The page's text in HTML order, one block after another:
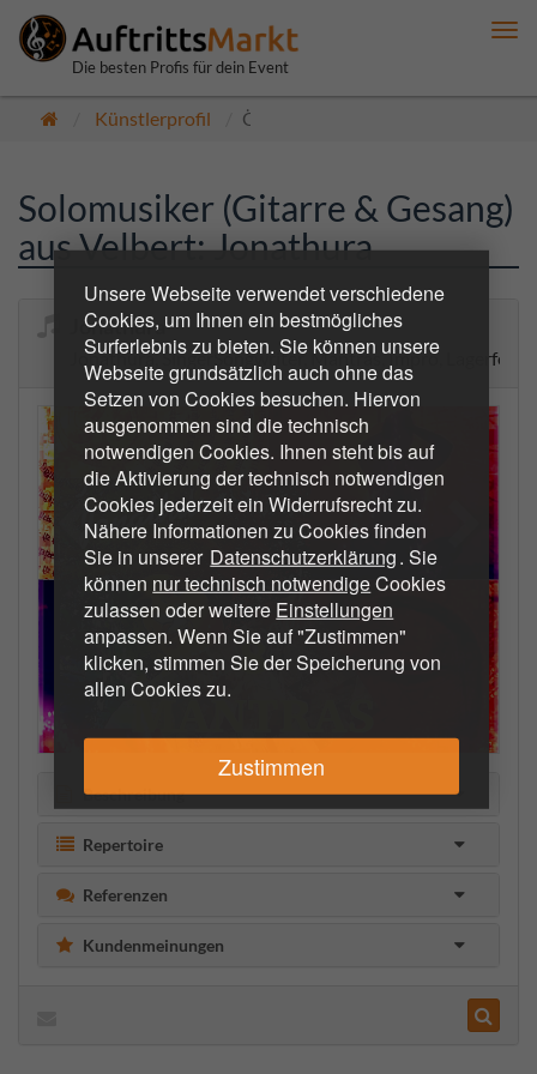
Unsere Webseite verwendet verschiedene
Cookies, um Ihnen ein bestmögliches
Surferlebnis zu bieten. Sie können unsere
Webseite grundsätzlich auch ohne das
Setzen von Cookies besuchen. Hiervon
ausgenommen sind die technisch
notwendigen Cookies. Ihnen steht bis auf
die Aktivierung der technisch notwendigen
Cookies jederzeit ein Widerrufsrecht zu.
Nähere Informationen zu Cookies finden
Sie in unserer Datenschutzerklärung. Sie
können nur technisch notwendigeCookies
zulassen oder weitere Einstellungen
anpassen. Wenn Sie auf "Zustimmen"
klicken, stimmen Sie der Speicherung von
allen Cookies zu.
Zustimmen
Die besten Profis für dein Event
Künstlerprofil Öffentlich
Solomusiker (Gitarre & Gesang)
aus Velbert: Jonathura
Jonathura
Jonathura, SingerSongwriter, Mantras, Impro,
Beschreibung
Repertoire
Referenzen
Kundenmeinungen